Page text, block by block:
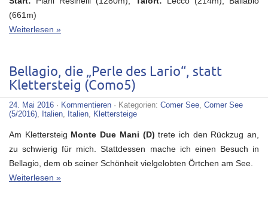
(661m)
Weiterlesen »
Bellagio, die „Perle des Lario“, statt
Klettersteig (Como5)
24. Mai 2016 · Kommentieren · Kategorien: Comer See, Comer See
(5/2016), Italien, Italien, Klettersteige
Am Klettersteig Monte Due Mani (D) trete ich den Rückzug an,
zu schwierig für mich. Stattdessen mache ich einen Besuch in
Bellagio, dem ob seiner Schönheit vielgelobten Örtchen am See.
Weiterlesen »